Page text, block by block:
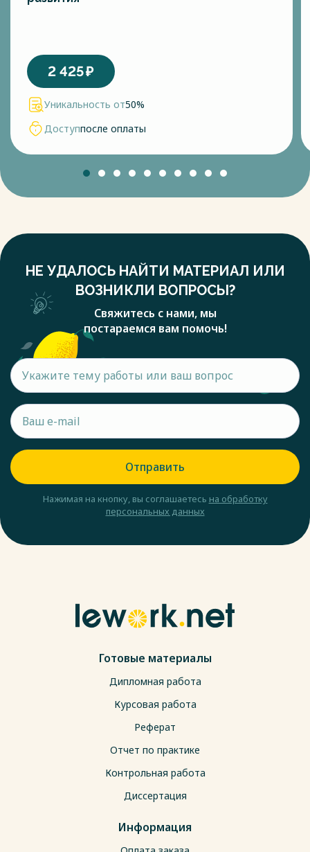
2 425₽
Уникальность от50%
Доступпосле оплаты
НЕ УДАЛОСЬ НАЙТИ МАТЕРИАЛ ИЛИ
ВОЗНИКЛИ ВОПРОСЫ?
Свяжитесь с нами, мы
постараемся вам помочь!
Отправить
Нажимая на кнопку, вы соглашаетесь на обработку
персональных данных
Готовые материалы
Дипломная работа
Курсовая работа
Реферат
Отчет по практике
Контрольная работа
Диссертация
Информация